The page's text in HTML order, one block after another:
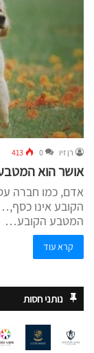
רן זיו 0
413
אושר הוא
אדם, כמו חברה
הקובע אינו
המטבע הקובע…
קרא עוד
נותני חסות